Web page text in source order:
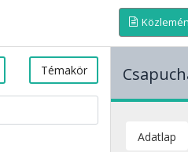
Témakör
Adatlap